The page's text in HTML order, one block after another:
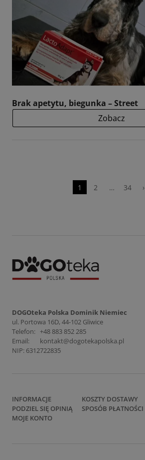
Brak apetytu, biegunka – Street
Zobacz
1 2 … 34 ›
DOGOteka Polska Dominik Niemiec
ul. Portowa 16D, 44-102 Gliwice
Telefon: +48 883 852 285
Email:
kontakt@dogotekapolska.pl
NIP: 6312722835
INFORMACJE
PODZIEL SIĘ OPINIĄ
MOJE KONTO
KOSZTY DOSTAWY
SPOSÓB PŁATNOŚCI